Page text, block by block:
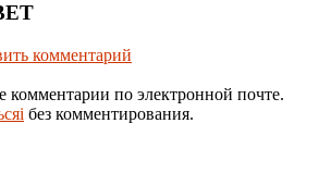
комментарий
комментарии по электронной почте.
без комментирования.